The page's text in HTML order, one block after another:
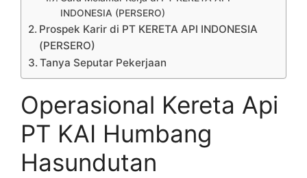
INDONESIA (PERSERO)
Prospek Karir di PT KERETA API INDONESIA
(PERSERO)
Tanya Seputar Pekerjaan
Operasional Kereta Api
PT KAI Humbang
Hasundutan